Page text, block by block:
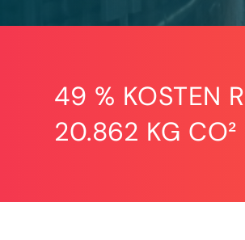
49 % KOSTEN
20.862 KG CO²